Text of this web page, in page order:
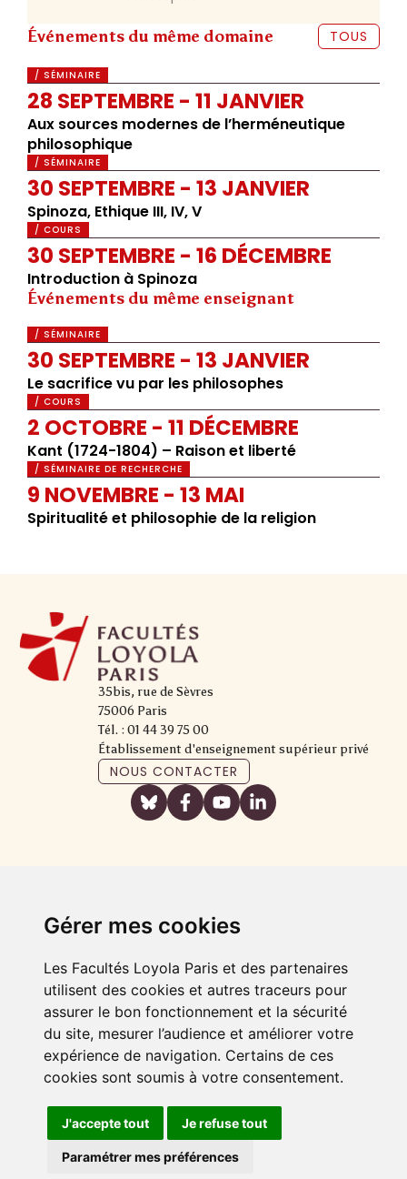
Gérer mes cookies
Les Facultés Loyola Paris et des partenaires
utilisent des cookies et autres traceurs pour
assurer le bon fonctionnement et la sécurité
du site, mesurer l’audience et améliorer votre
expérience de navigation. Certains de ces
cookies sont soumis à votre consentement.
J'accepte tout Je refuse tout
Paramétrer mes préférences
Événements du même domaine TOUS
/ SÉMINAIRE
28 SEPTEMBRE - 11 JANVIER
Aux sources modernes de l’herméneutique
philosophique
/ SÉMINAIRE
30 SEPTEMBRE - 13 JANVIER
Spinoza, Ethique III, IV, V
/ COURS
30 SEPTEMBRE - 16 DÉCEMBRE
Introduction à Spinoza
Événements du même enseignant
/ SÉMINAIRE
30 SEPTEMBRE - 13 JANVIER
Le sacrifice vu par les philosophes
/ COURS
2 OCTOBRE - 11 DÉCEMBRE
Kant (1724-1804) – Raison et liberté
/ SÉMINAIRE DE RECHERCHE
9 NOVEMBRE - 13 MAI
Spiritualité et philosophie de la religion
35bis, rue de Sèvres
75006 Paris
Tél. : 01 44 39 75 00
Établissement d'enseignement supérieur privé
NOUS CONTACTER
Plan du site
FAIRE UN DON